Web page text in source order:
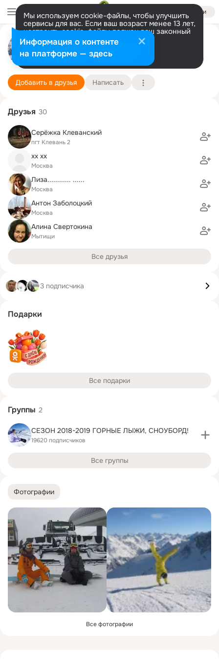
Войти
Мы используем cookie-файлы, чтобы улучшить
сервисы для вас. Если ваш возраст менее 13 лет,
настроить cookie-файлы должен ваш законный
представитель. Больше информации
Разрешить все Настроить
Елена Борисова
Москва 28 декабря (41 год) Подробнее
Добавить в друзья Написать
Фотографии
Все фотографии
Друзья 30
Серёжка Клеванский
пгт Клевань 2
xx xx
Москва
Лиза............ ......
Москва
Антон Заболоцкий
Москва
Алина Свертокина
Мытищи
Все друзья
3 подписчика
Подарки
Все подарки
Группы 2
СЕЗОН 2018-2019 ГОРНЫЕ ЛЫЖИ, СНОУБОРД!
19620 подписчиков
Все группы
Информация о контенте
на платформе — здесь